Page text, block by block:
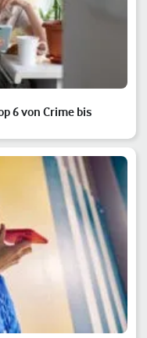
6 von Crime bis